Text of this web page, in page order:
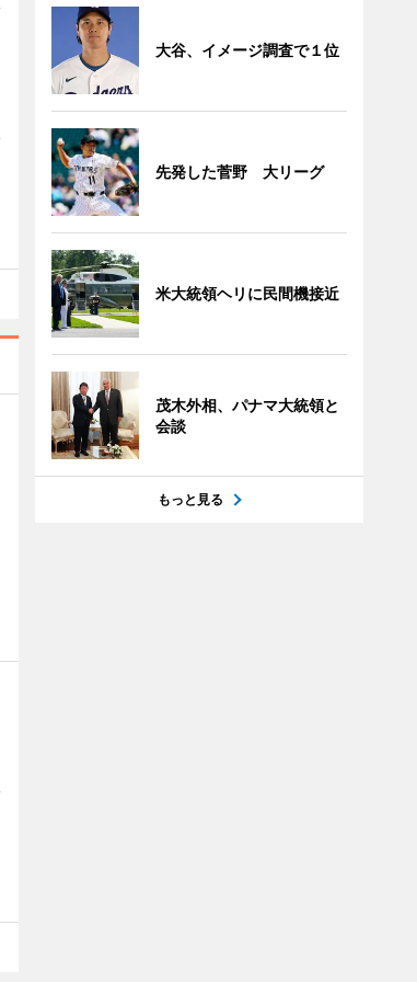
大谷、イメージ調査で１位
先発した菅野 大リーグ
米大統領ヘリに民間機接近
茂木外相、パナマ大統領と
会談
もっと見る